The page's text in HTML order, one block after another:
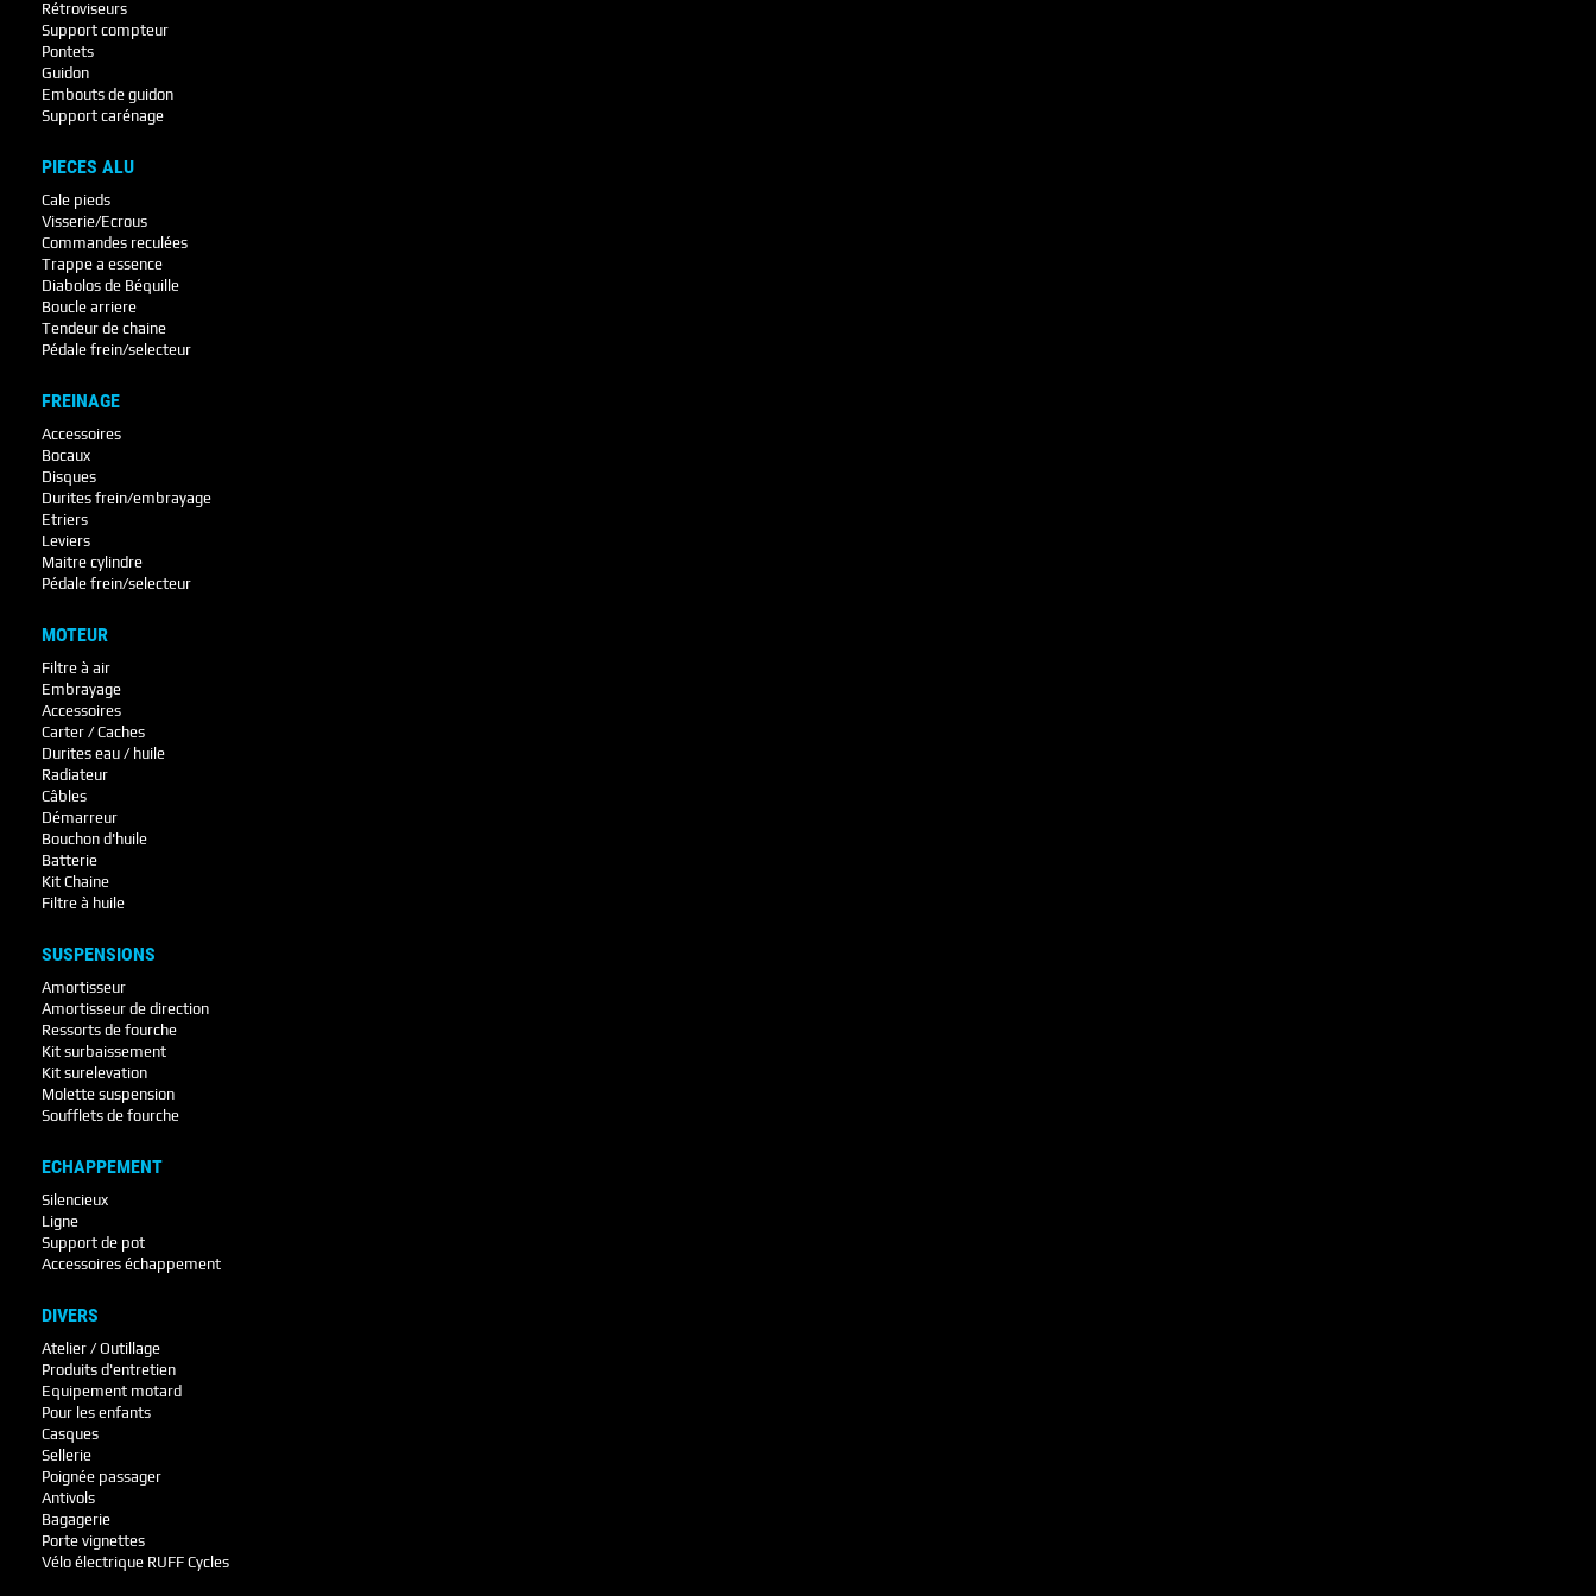
Rétroviseurs
Support compteur
Pontets
Guidon
Embouts de guidon
Support carénage
PIECES ALU
Cale pieds
Visserie/Ecrous
Commandes reculées
Trappe a essence
Diabolos de Béquille
Boucle arriere
Tendeur de chaine
Pédale frein/selecteur
FREINAGE
Accessoires
Bocaux
Disques
Durites frein/embrayage
Etriers
Leviers
Maitre cylindre
Pédale frein/selecteur
MOTEUR
Filtre à air
Embrayage
Accessoires
Carter / Caches
Durites eau / huile
Radiateur
Câbles
Démarreur
Bouchon d'huile
Batterie
Kit Chaine
Filtre à huile
SUSPENSIONS
Amortisseur
Amortisseur de direction
Ressorts de fourche
Kit surbaissement
Kit surelevation
Molette suspension
Soufflets de fourche
ECHAPPEMENT
Silencieux
Ligne
Support de pot
Accessoires échappement
DIVERS
Atelier / Outillage
Produits d'entretien
Equipement motard
Pour les enfants
Casques
Sellerie
Poignée passager
Antivols
Bagagerie
Porte vignettes
Vélo électrique RUFF Cycles